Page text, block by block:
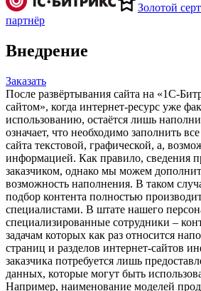
Золотой
партнёр
Внедрение
Заказать
После развёртывания сайта на «1С-
сайтом», когда интернет-ресурс уже
использованию, остаётся лишь
означает, что необходимо заполнить
сайта текстовой, графической, а,
информацией. Как правило, сведения
заказчиком, однако мы можем
возможность наполнения. В таком
подбор контента полностью
специалистами. В штате нашего
специализированные сотрудники –
задачам которых как раз относится
страниц и разделов интернет-сайтов
заказчика потребуется лишь
данных, которые могут быть
Например, наименование моделей